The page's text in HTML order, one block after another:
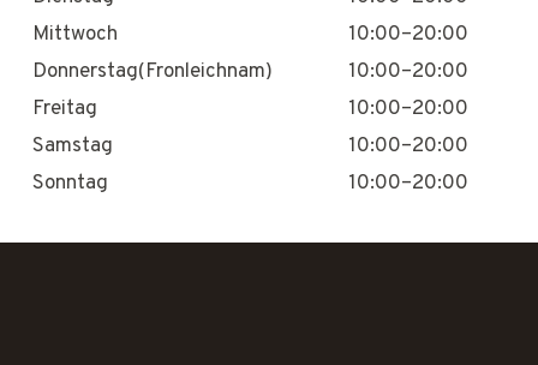
Mittwoch
10:00–20:00
Donnerstag(Fronleichnam)
10:00–20:00
Freitag
10:00–20:00
Samstag
10:00–20:00
Sonntag
10:00–20:00